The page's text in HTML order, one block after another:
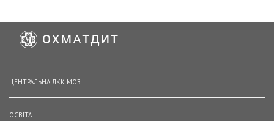
ЦЕНТРАЛЬНА ЛКК МОЗ
ОСВІТА